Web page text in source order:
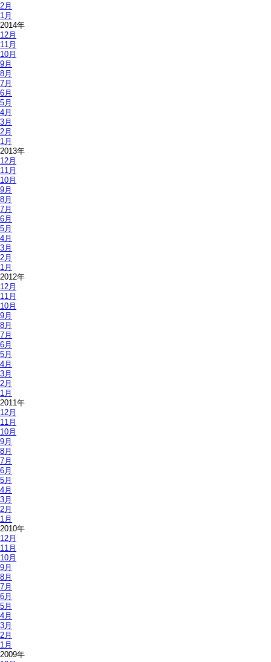
2月
1月
2014年
12月
11月
10月
9月
8月
7月
6月
5月
4月
3月
2月
1月
2013年
12月
11月
10月
9月
8月
7月
6月
5月
4月
3月
2月
1月
2012年
12月
11月
10月
9月
8月
7月
6月
5月
4月
3月
2月
1月
2011年
12月
11月
10月
9月
8月
7月
6月
5月
4月
3月
2月
1月
2010年
12月
11月
10月
9月
8月
7月
6月
5月
4月
3月
2月
1月
2009年